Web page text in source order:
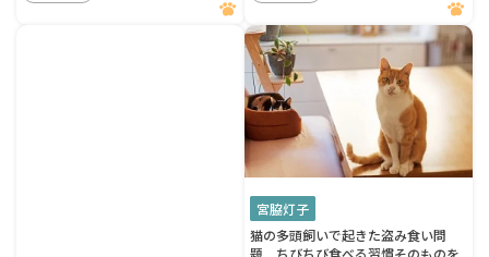
宮脇灯子
猫の多頭飼いで起きた盗み食い問